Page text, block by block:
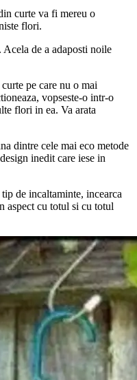
curte va fi mereu o
flori.
Acela de a adaposti noile
pe care nu o mai
vopseste-o intr-o
flori in ea. Va arata
dintre cele mai eco metode
inedit care iese in
de incaltaminte, incearca
aspect cu totul si cu totul